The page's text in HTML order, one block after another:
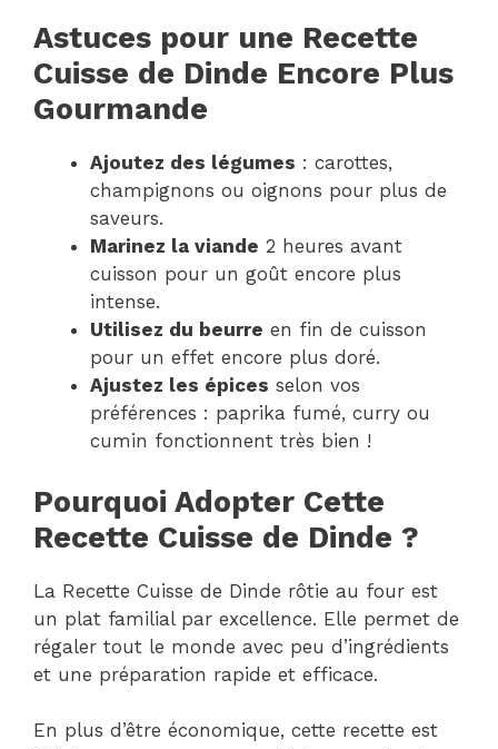
Astuces pour une Recette
Cuisse de Dinde Encore Plus
Gourmande
Ajoutez des légumes : carottes,
champignons ou oignons pour plus de
saveurs.
Marinez la viande 2 heures avant
cuisson pour un goût encore plus
intense.
Utilisez du beurre en fin de cuisson
pour un effet encore plus doré.
Ajustez les épices selon vos
préférences : paprika fumé, curry ou
cumin fonctionnent très bien !
Pourquoi Adopter Cette
Recette Cuisse de Dinde ?
La Recette Cuisse de Dinde rôtie au four est
un plat familial par excellence. Elle permet de
régaler tout le monde avec peu d’ingrédients
et une préparation rapide et efficace.
En plus d’être économique, cette recette est